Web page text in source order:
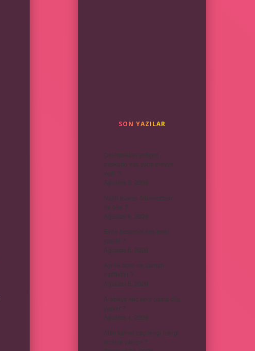
SON YAZILAR
Çekirdekten yetişen
avokado kaç yılda meyve
verir ?
Ağustos 9, 2026
Nakit avansı ödemezsem
ne olur ?
Ağustos 8, 2026
Evde besamel sos nasıl
yapılır ?
Ağustos 6, 2026
Ayrılık acısı ne zaman
hafifletilir ?
Ağustos 5, 2026
Arabaya kaç kere pasta cila
yapılır ?
Ağustos 4, 2026
Altın kahve saç rengi hangi
tenlere yakışır ?